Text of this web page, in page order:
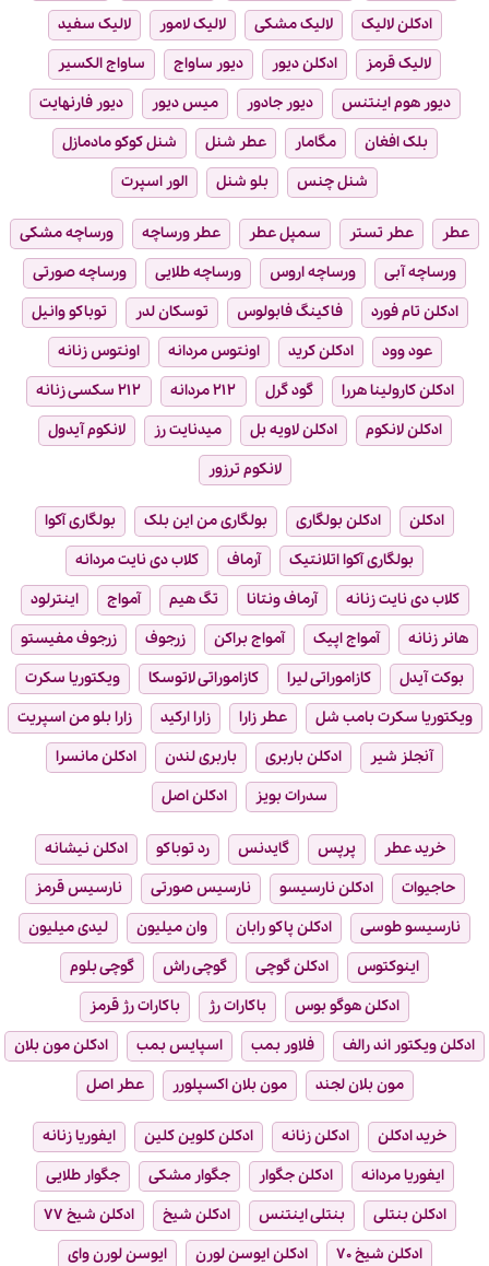
ادکلن لالیک لالیک مشکی لالیک لامور
لالیک سفید
لالیک قرمز
ادکلن دیور دیور ساواج
ساواج الکسیر
دیور هوم اینتنس
دیور جادور میس دیور
دیور فارنهایت
بلک افغان
مگامار عطر شنل
شنل کوکو مادمازل
شنل چنس
بلو شنل الور اسپرت
عطر عطر تستر سمپل عطر عطر ورساچه
ورساچه مشکی
ورساچه آبی
ورساچه اروس ورساچه طلایی
ورساچه صورتی
ادکلن تام فورد
فاکینگ فابولوس توسکان لدر
توباکو وانیل
عود وود
ادکلن کرید اونتوس مردانه
اونتوس زنانه
ادکلن کارولینا هررا
گود گرل ۲۱۲ مردانه
۲۱۲ سکسی زنانه
ادکلن لانکوم
ادکلن لاویه بل میدنایت رز
لانکوم آیدول
لانکوم ترزور
ادکلن ادکلن بولگاری بولگاری من این بلک
بولگاری آکوا
بولگاری آکوا اتلانتیک
آرماف
کلاب دی نایت مردانه
کلاب دی نایت زنانه
آرماف ونتانا تگ هیم آمواج
اینترلود
هانر زنانه
آمواج اپیک آمواج براکن زرجوف
زرجوف مفیستو
بوکت آیدل
کازاموراتی لیرا کازاموراتی لاتوسکا
ویکتوریا سکرت
ویکتوریا سکرت بامب شل
عطر زارا زارا ارکید
زارا بلو من اسپریت
آنجلز شیر
ادکلن باربری باربری لندن
ادکلن مانسرا
سدرات بویز
ادکلن اصل
خرید عطر پرپس گایدنس رد توباکو
ادکلن نیشانه
حاجیوات
ادکلن نارسیسو نارسیس صورتی
نارسیس قرمز
نارسیسو طوسی
ادکلن پاکو رابان وان میلیون
لیدی میلیون
اینوکتوس
ادکلن گوچی گوچی راش
گوچی بلوم
ادکلن هوگو بوس
باکارات رژ
باکارات رژ قرمز
ادکلن ویکتور اند رالف
فلاور بمب اسپایس بمب
ادکلن مون بلان
مون بلان لجند
مون بلان اکسپلورر عطر اصل
خرید ادکلن ادکلن زنانه ادکلن کلوین کلین
ایفوریا زنانه
ایفوریا مردانه
ادکلن جگوار جگوار مشکی
جگوار طلایی
ادکلن بنتلی
بنتلی اینتنس ادکلن شیخ
ادکلن شیخ ۷۷
ادکلن شیخ ۷۰
ادکلن ایوسن لورن
ایوسن لورن وای